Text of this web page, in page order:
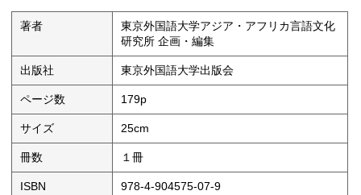
著者
東京外国語大学アジア・アフリカ言語文化
研究所 企画・編集
出版社 東京外国語大学出版会
ページ数 179p
サイズ 25cm
冊数 １冊
ISBN 978-4-904575-07-9